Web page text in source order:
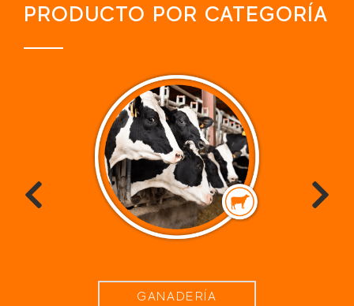
PRODUCTO POR CATEGORÍA
GANADERÍA